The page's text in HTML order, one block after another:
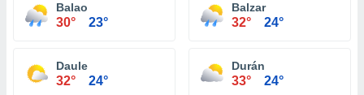
Balao
30° 23°
Balzar
32° 24°
Daule
32° 24°
Durán
33° 24°